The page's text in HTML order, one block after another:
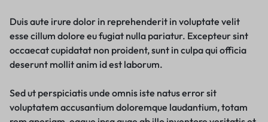
Duis aute irure dolor in reprehenderit in voluptate velit
esse cillum dolore eu fugiat nulla pariatur. Excepteur sint
occaecat cupidatat non proident, sunt in culpa qui officia
deserunt mollit anim id est laborum.
Sed ut perspiciatis unde omnis iste natus error sit
voluptatem accusantium doloremque laudantium, totam